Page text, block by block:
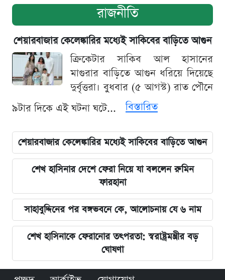
রাজনীতি
শেয়ারবাজার কেলেঙ্কারির মধ্যেই সাকিবের বাড়িতে আগুন
ক্রিকেটার সাকিব আল হাসানের
মাগুরার বাড়িতে আগুন ধরিয়ে দিয়েছে
দুর্বৃত্তরা। বুধবার (৫ আগস্ট) রাত পৌনে
৯টার দিকে এই ঘটনা ঘটে...
বিস্তারিত
শেয়ারবাজার কেলেঙ্কারির মধ্যেই সাকিবের বাড়িতে আগুন
শেখ হাসিনার দেশে ফেরা নিয়ে যা বললেন রুমিন
ফারহানা
সাহাবুদ্দিনের পর বঙ্গভবনে কে, আলোচনায় যে ৬ নাম
শেখ হাসিনাকে ফেরানোর তৎপরতা: স্বরাষ্ট্রমন্ত্রীর বড়
ঘোষণা